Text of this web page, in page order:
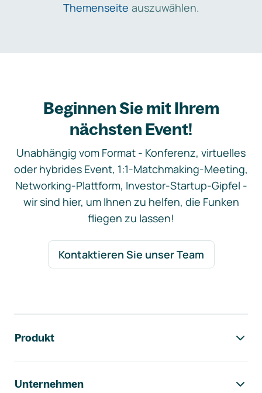
Themenseite auszuwählen.
Beginnen Sie mit Ihrem
nächsten Event!
Unabhängig vom Format - Konferenz, virtuelles
oder hybrides Event, 1:1-Matchmaking-Meeting,
Networking-Plattform, Investor-Startup-Gipfel -
wir sind hier, um Ihnen zu helfen, die Funken
fliegen zu lassen!
Kontaktieren Sie unser Team
Produkt
Unternehmen